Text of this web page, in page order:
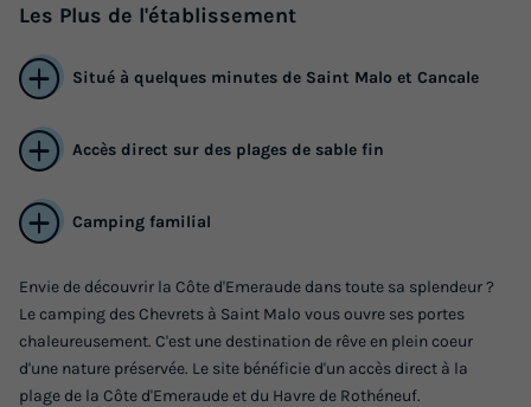
Voir les logements
MOBILHOME 4 personnes - CORSAIRE
Premium
Les Plus de l'établissement
Situé à quelques minutes de Saint Malo et Cancale
Accès direct sur des plages de sable fin
Camping familial
Envie de découvrir la Côte d'Emeraude dans toute sa splendeur ?
Le camping des Chevrets à Saint Malo vous ouvre ses portes
chaleureusement. C'est une destination de rêve en plein coeur
d'une nature préservée. Le site bénéficie d'un accès direct à la
plage de la Côte d'Emeraude et du Havre de Rothéneuf.